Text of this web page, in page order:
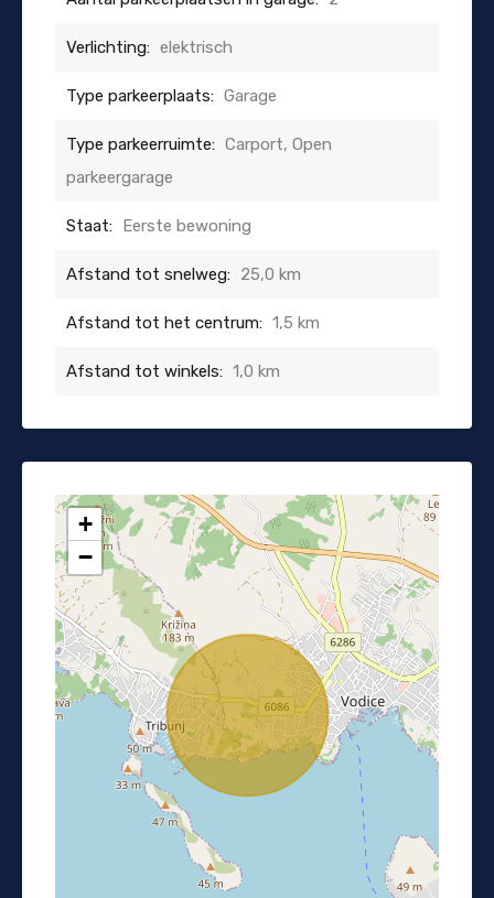
Verlichting: elektrisch
Type parkeerplaats: Garage
Type parkeerruimte: Carport, Open
parkeergarage
Staat: Eerste bewoning
Afstand tot snelweg: 25,0 km
Afstand tot het centrum: 1,5 km
Afstand tot winkels: 1,0 km
+
−